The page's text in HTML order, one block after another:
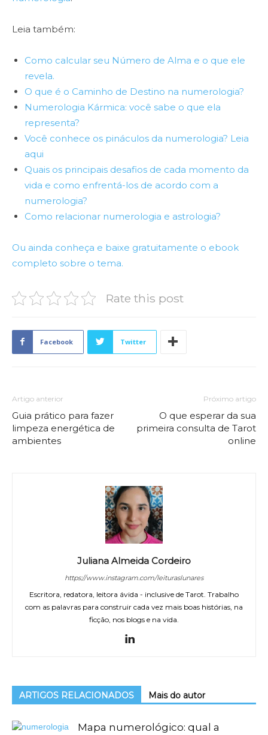
Leia também:
Como calcular seu Número de Alma e o que ele
revela.
O que é o Caminho de Destino na numerologia?
Numerologia Kármica: você sabe o que ela
representa?
Você conhece os pináculos da numerologia? Leia
aqui
Quais os principais desafios de cada momento da
vida e como enfrentá-los de acordo com a
numerologia?
Como relacionar numerologia e astrologia?
Ou ainda conheça e baixe gratuitamente o ebook
completo sobre o tema.
Rate this post
Facebook Twitter
Artigo anterior
Guia prático para fazer
limpeza energética de
ambientes
Próximo artigo
O que esperar da sua
primeira consulta de Tarot
online
Juliana Almeida Cordeiro
https://www.instagram.com/leituraslunares
Escritora, redatora, leitora ávida - inclusive de Tarot. Trabalho
com as palavras para construir cada vez mais boas histórias, na
ficção, nos blogs e na vida.
ARTIGOS RELACIONADOS Mais do autor
Mapa numerológico: qual a